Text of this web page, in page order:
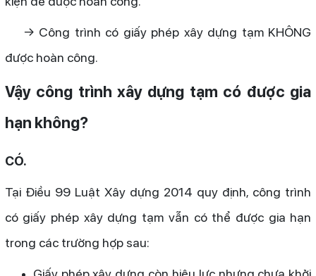
→ Công trình có giấy phép xây dựng tạm KHÔNG
được hoàn công.
Vậy công trình xây dựng tạm có được gia
hạn không?
CÓ.
Tại Điều 99 Luật Xây dựng 2014 quy định, công trình
có giấy phép xây dựng tạm vẫn có thể được gia hạn
trong các trường hợp sau: